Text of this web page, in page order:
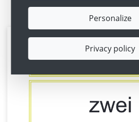
Flashcards
Personalize
Privacy policy